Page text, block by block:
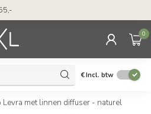
0
€Incl. btw
Levra met linnen diffuser - naturel